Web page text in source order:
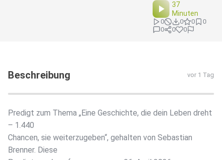
37
Minuten
0 0 0
0
0
0 0
Beschreibung vor 1 Tag
Predigt zum Thema „Eine Geschichte, die dein Leben dreht
– 1.440
Chancen, sie weiterzugeben“, gehalten von Sebastian
Brenner. Diese